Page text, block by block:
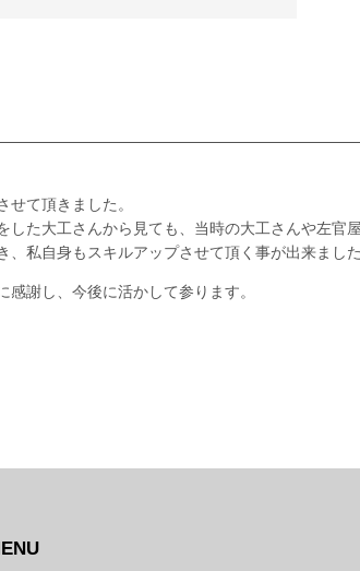
て頂きました。
た大工さんから見ても、当時の大工さんや左官
私自身もスキルアップさせて頂く事が出来ました
謝し、今後に活かして参ります。